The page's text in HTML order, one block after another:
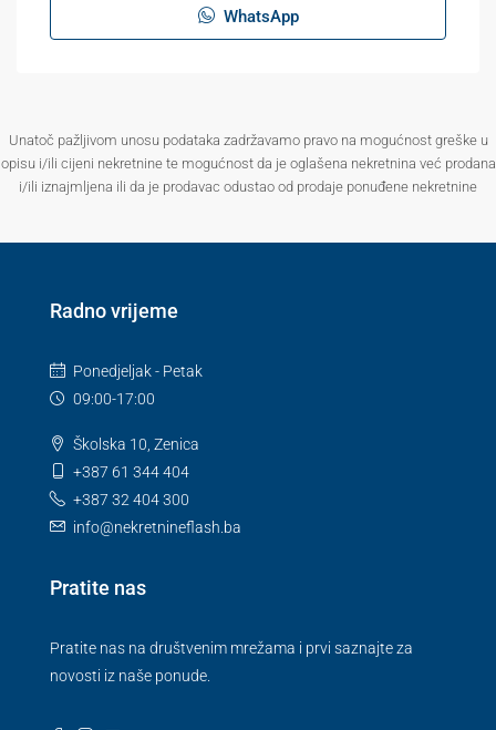
WhatsApp
Unatoč pažljivom unosu podataka zadržavamo pravo na mogućnost greške u
opisu i/ili cijeni nekretnine te mogućnost da je oglašena nekretnina već prodana
i/ili iznajmljena ili da je prodavac odustao od prodaje ponuđene nekretnine
Radno vrijeme
Ponedjeljak - Petak
09:00-17:00
Školska 10, Zenica
+387 61 344 404
+387 32 404 300
info@nekretnineflash.ba
Pratite nas
Pratite nas na društvenim mrežama i prvi saznajte za
novosti iz naše ponude.